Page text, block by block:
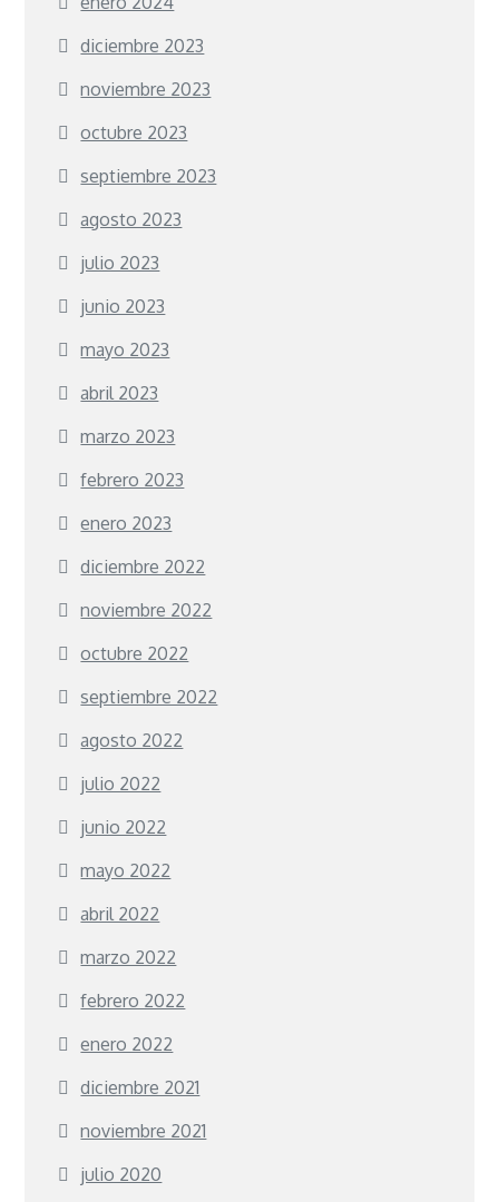
diciembre 2023
noviembre 2023
octubre 2023
septiembre 2023
agosto 2023
julio 2023
junio 2023
mayo 2023
abril 2023
marzo 2023
febrero 2023
enero 2023
diciembre 2022
noviembre 2022
octubre 2022
septiembre 2022
agosto 2022
julio 2022
junio 2022
mayo 2022
abril 2022
marzo 2022
febrero 2022
enero 2022
diciembre 2021
noviembre 2021
julio 2020